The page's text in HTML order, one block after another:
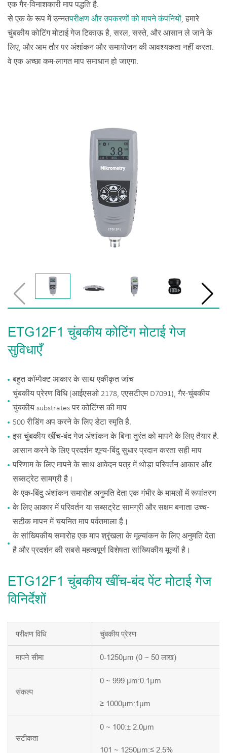
एक गैर-विनाशकारी माप पद्धति है.
से एक के रूप में उन्नतपरीक्षण और उपकरणों को मापने कंपनियों, हमारे
चुंबकीय कोटिंग मोटाई गेज टिकाऊ है, सरल, सस्ते, और आसान ले जाने के
लिए, और आम तौर पर अंशांकन और समायोजन की आवश्यकता नहीं करता.
वे एक अच्छा कम-लागत माप समाधान हो जाएगा.
ETG12F1 चुंबकीय कोटिंग मोटाई गेज
सुविधाएँ
बहुत कॉम्पैक्ट आकार के साथ एकीकृत जांच
चुंबकीय प्रेरण विधि (आईएसओ 2178, एएसटीएम D7091), गैर-चुंबकीय
चुंबकीय substrates पर कोटिंग्स की माप
500 रीडिंग अप करने के लिए डेटा स्मृति है.
इस चुंबकीय खींच-बंद गेज अंशांकन के बिना तुरंत को मापने के लिए तैयार है.
आसान करने के लिए प्रदर्शन शून्य-बिंदु सुधार प्रदान करता सही माप
परिणाम के लिए मापने के साथ आवेदन पत्र में थोड़ा परिवर्तन आकार और
सब्सट्रेट सामग्री है।
के एक-बिंदु अंशांकन समारोह अनुमति देता एक गंभीर के मामलों में रूपांतरण
के लिए आकार में परिवर्तन या सब्सट्रेट सामग्री और सक्षम बनाता उच्च-
सटीक मापन में चयनित माप पर्वतमाला है।
के सांख्यिकीय समारोह एक माप श्रृंखला के मूल्यांकन के लिए अनुमति देता
है और प्रदर्शन की सबसे महत्वपूर्ण विशेषता सांख्यिकीय मूल्यों है।
ETG12F1 चुंबकीय खींच-बंद पेंट मोटाई गेज
विनिर्देशों
परीक्षण विधि चुंबकीय प्रेरण
मापने सीमा 0-1250μm (0 ~ 50 लाख)
संकल्प
0 ~ 999 μm:0.1μm
≥ 1000μm:1μm
सटीकता
0 ~ 100:± 2.0μm
101 ~ 1250μm:≤ 2.5%